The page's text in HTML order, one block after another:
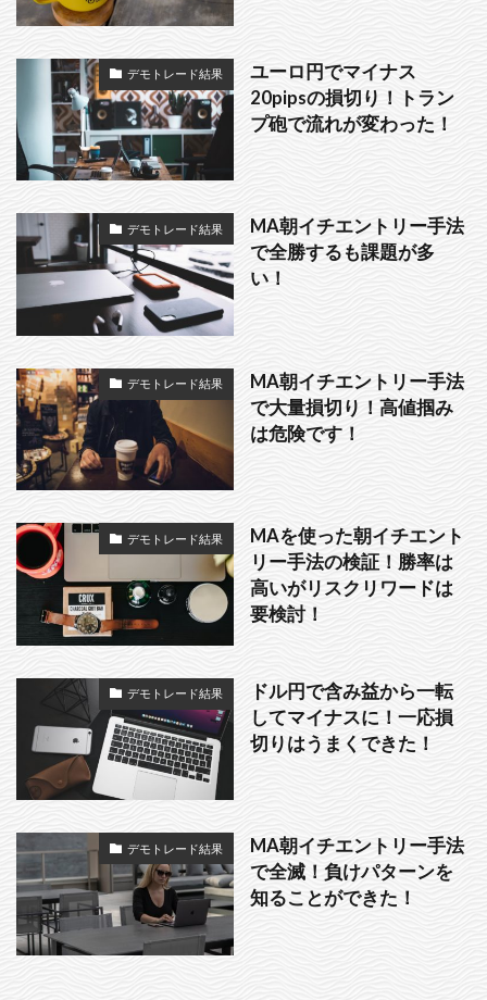
デモトレード結果
ユーロ円でマイナス
20pipsの損切り！トラン
プ砲で流れが変わった！
デモトレード結果
MA朝イチエントリー手法
で全勝するも課題が多
い！
デモトレード結果
MA朝イチエントリー手法
で大量損切り！高値掴み
は危険です！
デモトレード結果
MAを使った朝イチエント
リー手法の検証！勝率は
高いがリスクリワードは
要検討！
デモトレード結果
ドル円で含み益から一転
してマイナスに！一応損
切りはうまくできた！
デモトレード結果
MA朝イチエントリー手法
で全滅！負けパターンを
知ることができた！